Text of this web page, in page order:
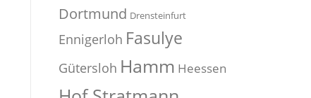
Dortmund Drensteinfurt
Ennigerloh Fasulye
Gütersloh Hamm Heessen